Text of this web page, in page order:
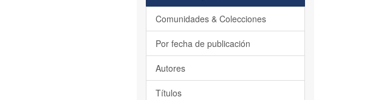
Comunidades & Colecciones
Por fecha de publicación
Autores
Títulos